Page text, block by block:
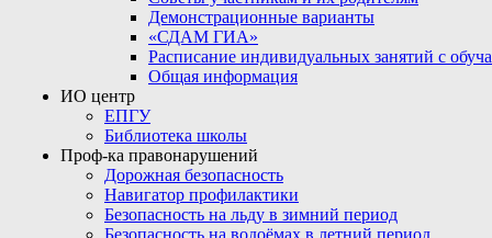
Демонстрационные варианты
«СДАМ ГИА»
Расписание индивидуальных занятий с
Общая информация
ИО центр
ЕПГУ
Библиотека школы
Проф-ка правонарушений
Дорожная безопасность
Навигатор профилактики
Безопасность на льду в зимний период
Безопасность на водоёмах в летний период